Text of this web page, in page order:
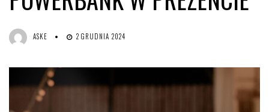
ASKE 2 GRUDNIA 2024